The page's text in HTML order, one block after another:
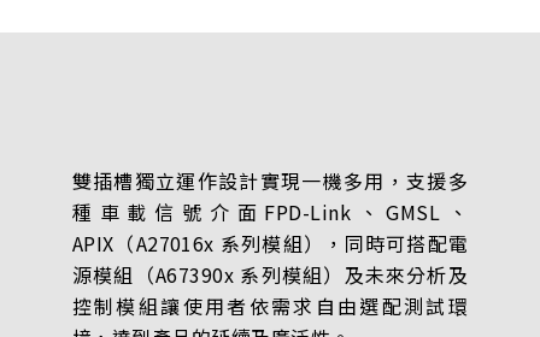
雙插槽獨立運作設計實現一機多用，支援多
種車載信號介面FPD-Link、GMSL、
APIX（A27016x 系列模組），同時可搭配電
源模組（A67390x 系列模組）及未來分析及
控制模組讓使用者依需求自由選配測試環